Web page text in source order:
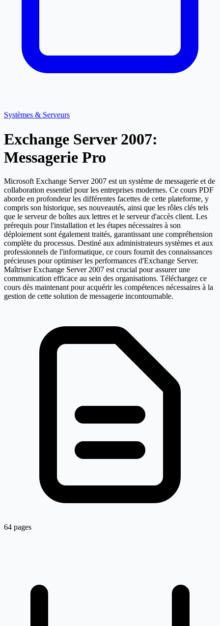
Systèmes & Serveurs
Exchange Server 2007:
Messagerie Pro
Microsoft Exchange Server 2007 est un système de messagerie et de
collaboration essentiel pour les entreprises modernes. Ce cours PDF
aborde en profondeur les différentes facettes de cette plateforme, y
compris son historique, ses nouveautés, ainsi que les rôles clés tels
que le serveur de boîtes aux lettres et le serveur d'accès client. Les
prérequis pour l'installation et les étapes nécessaires à son
déploiement sont également traités, garantissant une compréhension
complète du processus. Destiné aux administrateurs systèmes et aux
professionnels de l'informatique, ce cours fournit des connaissances
précieuses pour optimiser les performances d'Exchange Server.
Maîtriser Exchange Server 2007 est crucial pour assurer une
communication efficace au sein des organisations. Téléchargez ce
cours dès maintenant pour acquérir les compétences nécessaires à la
gestion de cette solution de messagerie incontournable.
64 pages